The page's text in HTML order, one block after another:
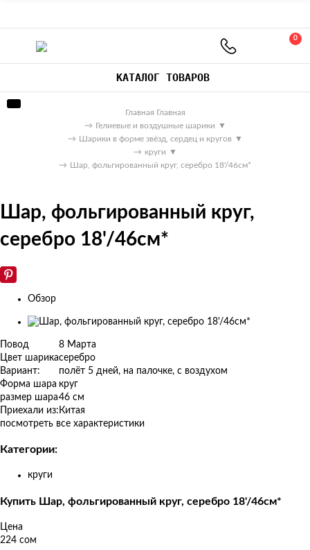
0
КАТАЛОГ ТОВАРОВ
Главная Главная
→ Гелиевые и воздушные шарики ▼
→ Шарики в форме звёзд, сердец и кругов ▼
→ круги ▼
→ Шар, фольгированный круг, серебро 18'/46см*
Шар, фольгированный круг,
серебро 18'/46см*
Обзор
Изображения
товаров
Повод
8 Марта
Цвет шарикасеребро
Вариант:
полёт 5 дней, на палочке, с воздухом
Форма шара круг
размер шара46 см
Приехали из: Китая
посмотреть все характеристики
Категории:
круги
Купить Шар, фольгированный круг, серебро 18'/46см*
Цена
224 сом